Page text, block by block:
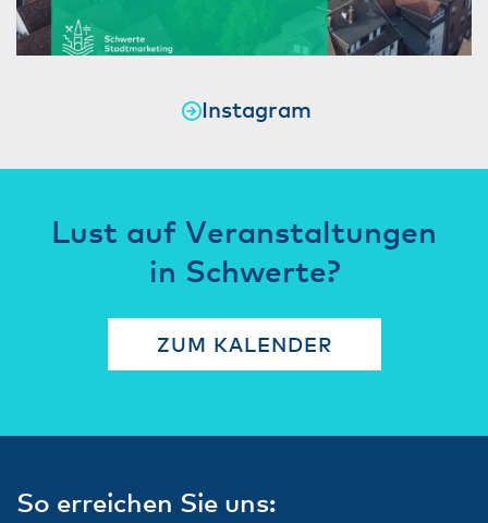
Instagram
Lust auf Veranstaltungen
in Schwerte?
ZUM KALENDER
So erreichen Sie uns: